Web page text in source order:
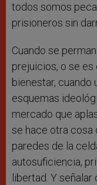
todos somos
prisioneros sin
Cuando se
prejuicios, o se
bienestar, cuando
esquemas
mercado que
se hace otra cosa
paredes de la
autosuficiencia,
libertad. Y